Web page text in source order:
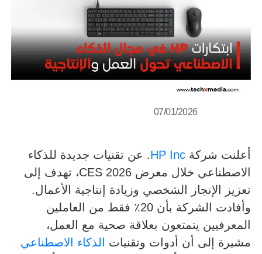
07/01/2026
أعلنت شركةHP Inc. عن تقنيات جديدة للذكاء
الاصطناعي خلال معرض CES 2026، تهدف إلى
تعزيز الإنجاز الشخصي وزيادة إنتاجية الأعمال.
وأفادت الشركة بأن 20٪ فقط من العاملين
المعرفيين يتمتعون بعلاقة صحية مع العمل،
مشيرة إلى أن أدوات وتقنيات
الذكاء الاصطناعي